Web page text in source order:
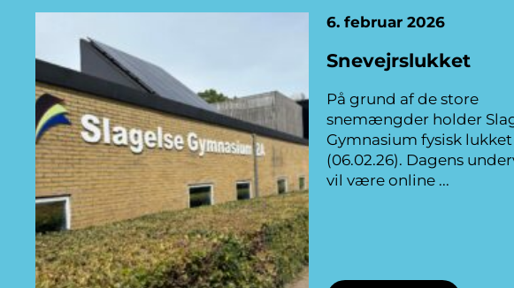
Snevejrslukket
6. februar 2026
På grund af de store
snemængder holder
Gymnasium fysisk
(06.02.26). Dagens
vil være online